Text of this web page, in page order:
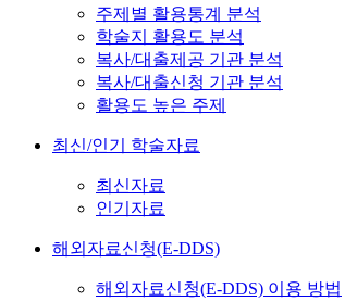
주제별 활용통계 분석
학술지 활용도 분석
복사/대출제공 기관 분석
복사/대출신청 기관 분석
활용도 높은 주제
최신/인기 학술자료
최신자료
인기자료
해외자료신청(E-DDS)
해외자료신청(E-DDS) 이용 방법